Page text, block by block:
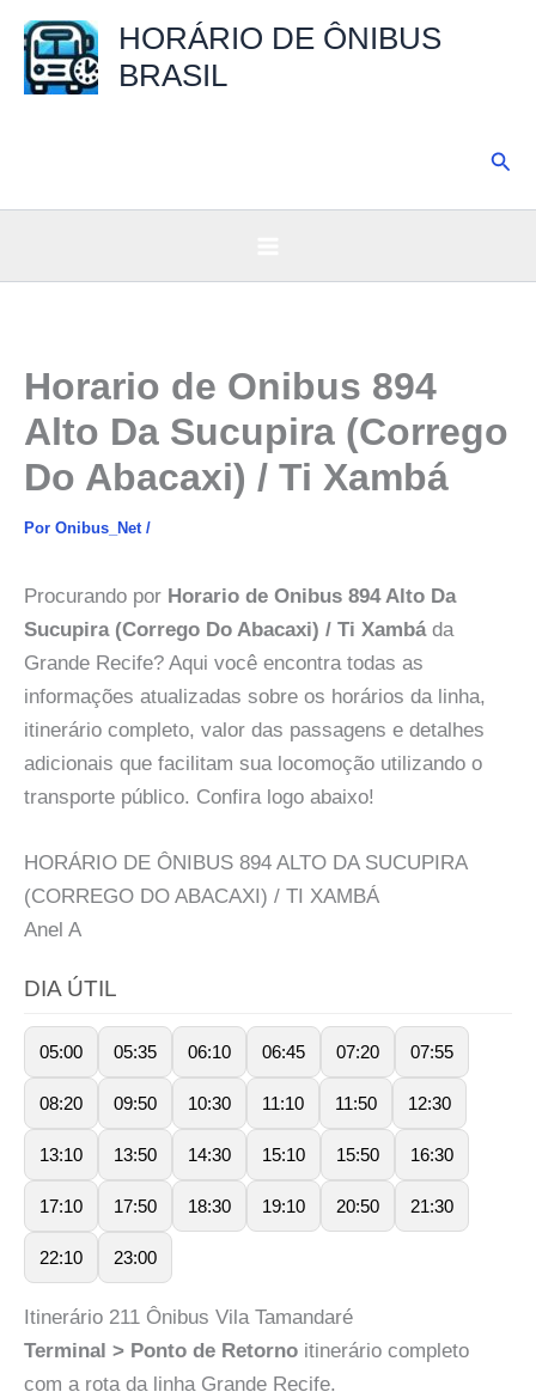
para
HORÁRIO DE ÔNIBUS
BRASIL
Horario de Onibus 894
Alto Da Sucupira (Corrego
Do Abacaxi) / Ti Xambá
Por Onibus_Net /
Procurando por Horario de Onibus 894 Alto Da
Sucupira (Corrego Do Abacaxi) / Ti Xambáda
Grande Recife? Aqui você encontra todas as
informações atualizadas sobre os horários da linha,
itinerário completo, valor das passagens e detalhes
adicionais que facilitam sua locomoção utilizando o
transporte público. Confira logo abaixo!
HORÁRIO DE ÔNIBUS 894 ALTO DA SUCUPIRA
(CORREGO DO ABACAXI) / TI XAMBÁ
Anel A
DIA ÚTIL
05:00 05:35 06:10 06:45 07:20 07:55
08:20 09:50 10:30 11:10 11:50 12:30
13:10 13:50 14:30 15:10 15:50 16:30
17:10 17:50 18:30 19:10 20:50 21:30
22:10 23:00
Itinerário 211 Ônibus Vila Tamandaré
Terminal > Ponto de Retorno itinerário completo
com a rota da linha Grande Recife.